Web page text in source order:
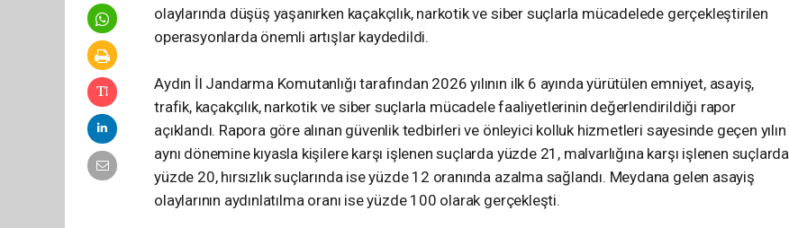
olaylarında düşüş yaşanırken kaçakçılık, narkotik ve siber suçlarla mücadelede gerçekleştirilen
operasyonlarda önemli artışlar kaydedildi.
Aydın İl Jandarma Komutanlığı tarafından 2026 yılının ilk 6 ayında yürütülen emniyet, asayiş,
trafik, kaçakçılık, narkotik ve siber suçlarla mücadele faaliyetlerinin değerlendirildiği rapor
açıklandı. Rapora göre alınan güvenlik tedbirleri ve önleyici kolluk hizmetleri sayesinde geçen yılın
aynı dönemine kıyasla kişilere karşı işlenen suçlarda yüzde 21, malvarlığına karşı işlenen suçlarda
yüzde 20, hırsızlık suçlarında ise yüzde 12 oranında azalma sağlandı. Meydana gelen asayiş
olaylarının aydınlatılma oranı ise yüzde 100 olarak gerçekleşti.